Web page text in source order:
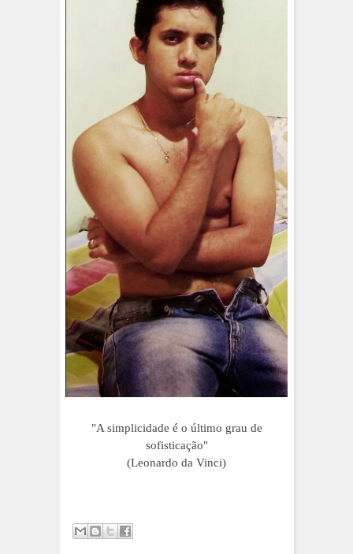
"A simplicidade é o último grau de
sofisticação"
(Leonardo da Vinci)